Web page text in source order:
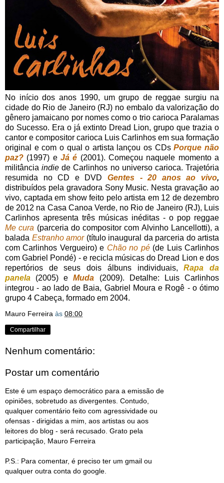
No início dos anos 1990, um grupo de reggae surgiu na
cidade do Rio de Janeiro (RJ) no embalo da valorização do
gênero jamaicano por nomes como o trio carioca Paralamas
do Sucesso. Era o já extinto Dread Lion, grupo que trazia o
cantor e compositor carioca Luis Carlinhos em sua formação
original e com o qual o artista lançou os CDsPorque não
paz? (1997) e Já é (2001). Começou naquele momento a
militânciaindie de Carlinhos no universo carioca. Trajetória
resumida no CD e DVD Gentes - 20 anos ao vivo,
distribuídos pela gravadora Sony Music. Nesta gravação ao
vivo, captada em show feito pelo artista em 12 de dezembro
de 2012 na Casa Canoa Verde, no Rio de Janeiro (RJ), Luis
Carlinhos apresenta três músicas inéditas - o pop reggae
Me cura (parceria do compositor com Alvinho Lancellotti), a
balada Estranho amor(título inaugural da parceria do artista
com Carlinhos Vergueiro) e Chão no pé(de Luis Carlinhos
com Gabriel Pondé) - e recicla músicas do Dread Lion e dos
repertórios de seus dois álbuns individuais,Rapa da
panela (2005) eMuda (2009). Detalhe: Luis Carlinhos
integrou - ao lado de Baia, Gabriel Moura e Rogê - o ótimo
grupo 4 Cabeça, formado em 2004.
Mauro Ferreira às 08:00
Compartilhar
Nenhum comentário:
Postar um comentário
Este é um espaço democrático para a emissão de
opiniões, sobretudo as divergentes. Contudo,
qualquer comentário feito com agressividade ou
ofensas - dirigidas a mim, aos artistas ou aos
leitores do blog - será recusado. Grato pela
participação, Mauro Ferreira
P.S.: Para comentar, é preciso ter um gmail ou
qualquer outra conta do google.